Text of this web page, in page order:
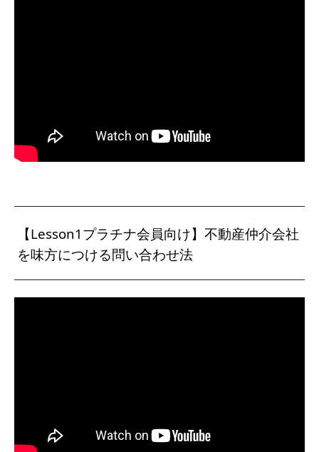
【Lesson1プラチナ会員向け】不動産仲介会社
を味方につける問い合わせ法